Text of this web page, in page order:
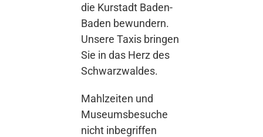
die Kurstadt Baden-
Baden bewundern.
Unsere Taxis bringen
Sie in das Herz des
Schwarzwaldes.
Mahlzeiten und
Museumsbesuche
nicht inbegriffen